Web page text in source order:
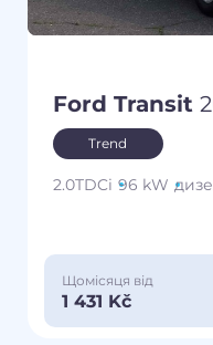
Ford Transit
Trend
2.0TDCi 96 kW
Щомісяця від
1 431 Kč